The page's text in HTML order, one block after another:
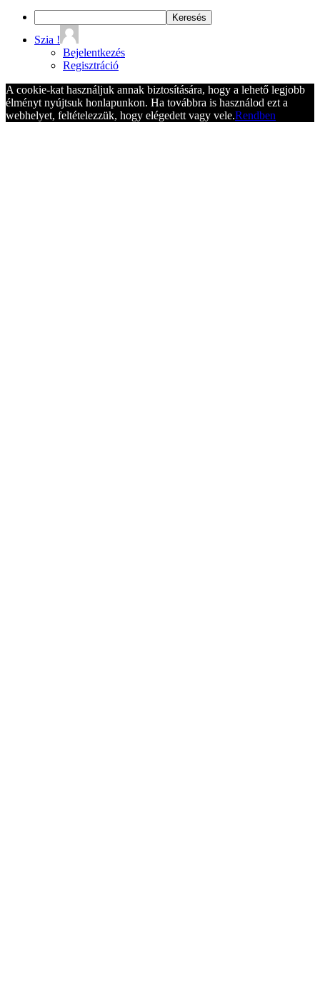
Szia !
Bejelentkezés
Regisztráció
A cookie-kat használjuk annak biztosítására, hogy a lehető legjobb
élményt nyújtsuk honlapunkon. Ha továbbra is használod ezt a
webhelyet, feltételezzük, hogy elégedett vagy vele.Rendben